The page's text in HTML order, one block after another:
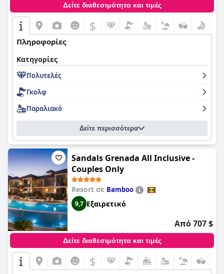
Δείτε διαθεσιμότητα και τιμές
$
Πληροφορίες
Κατηγορίες
Πολυτελές
Γκολφ
Παραλιακό
Δείτε περισσότερα
Sandals Grenada All Inclusive -
Couples Only
Resort σε Bamboo
9,7 Εξαιρετικό
Από 707 $
Δείτε διαθεσιμότητα και τιμές
$